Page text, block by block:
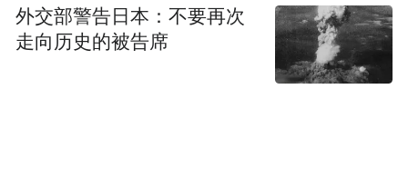
外交部警告日本：不要再次
走向历史的被告席